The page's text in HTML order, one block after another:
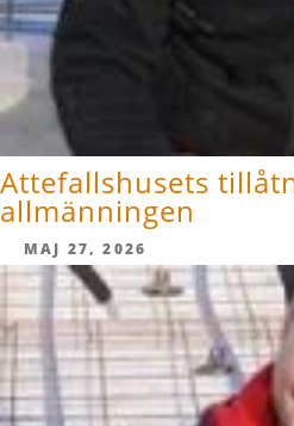
Attefallshusets
allmänningen
MAJ 27, 2026